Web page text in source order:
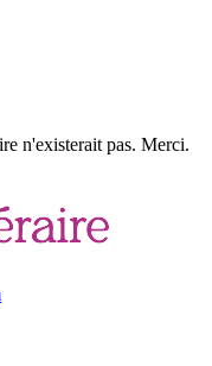
n'existerait pas. Merci.